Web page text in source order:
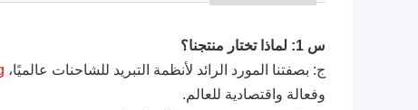
س 1: لماذا تختار منتجنا؟
ج: بصفتنا المورد الرائد لأنظمة التبريد للشاحنات عالميًا،
وفعالة واقتصادية للعالم.